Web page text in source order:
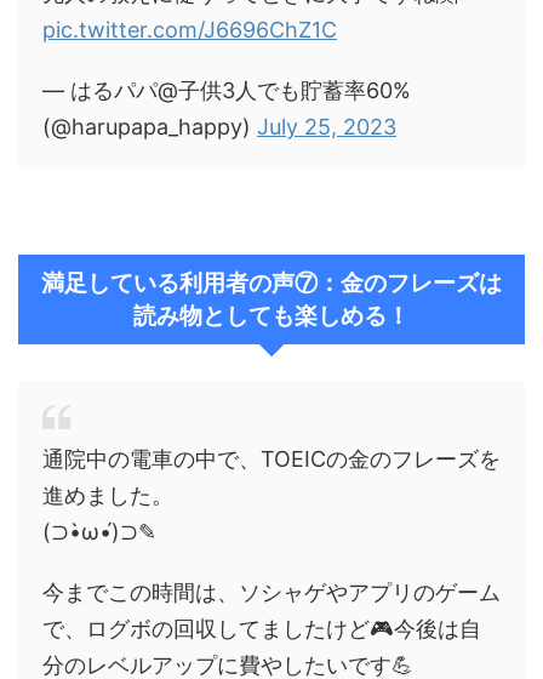
pic.twitter.com/J6696ChZ1C
— はるパパ@子供3人でも貯蓄率60%
(@harupapa_happy) July 25, 2023
満足している利用者の声⑦：金のフレーズは
読み物としても楽しめる！
通院中の電車の中で、TOEICの金のフレーズを
進めました。
(⊃•̀ω•́)⊃✎
今までこの時間は、ソシャゲやアプリのゲーム
で、ログボの回収してましたけど🎮今後は自
分のレベルアップに費やしたいです💪